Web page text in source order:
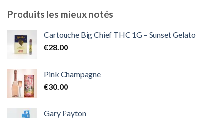
€2,000.00
Produits les mieux notés
Cartouche Big Chief THC 1G – Sunset Gelato
€28.00
Pink Champagne
€30.00
Gary Payton